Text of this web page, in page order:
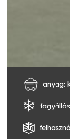
anyag: